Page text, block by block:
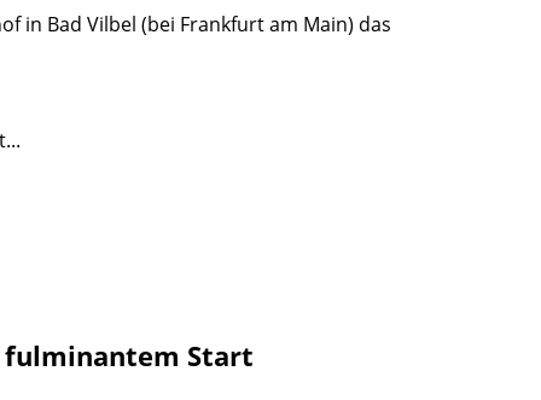
in Bad Vilbel (bei Frankfurt am Main) das
fulminantem Start